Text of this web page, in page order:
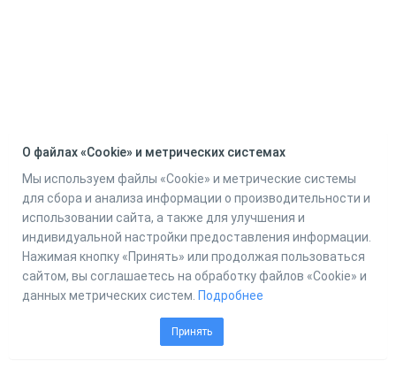
О файлах «Cookie» и метрических системах
Мы используем файлы «Cookie» и метрические системы
для сбора и анализа информации о производительности и
использовании сайта, а также для улучшения и
индивидуальной настройки предоставления информации.
Нажимая кнопку «Принять» или продолжая пользоваться
сайтом, вы соглашаетесь на обработку файлов «Cookie» и
данных метрических систем. Подробнее
Принять